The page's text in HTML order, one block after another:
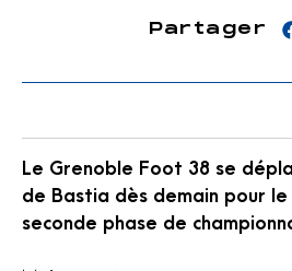
Partager
Le Grenoble Foot 38 se
de Bastia dès demain pour
seconde phase de